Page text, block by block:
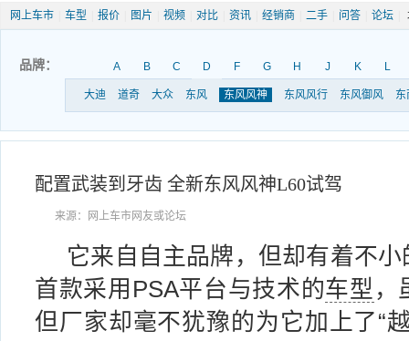
网上车市 车型 报价 图片 视频 对比 资讯 经销商 二手 问答 论坛
品牌： A B C D F G H J K L
大迪 道奇 大众 东风 东风风神 东风风行 东风御风 东
配置武装到牙齿 全新东风风神L60试驾
来源：网上车市网友或论坛
它来自自主品牌，但却有着不
首款采用PSA平台与技术的车型 ，
但厂家却毫不犹豫的为它加上了“